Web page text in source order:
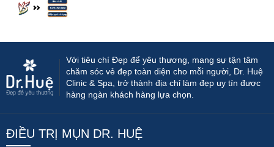
Với tiêu chí Đẹp để yêu thương, mang sự tận tâm
chăm sóc vẻ đẹp toàn diện cho mỗi người, Dr. Huệ
Clinic & Spa, trở thành địa chỉ làm đẹp uy tín được
hàng ngàn khách hàng lựa chọn.
ĐIỀU TRỊ MỤN DR. HUỆ